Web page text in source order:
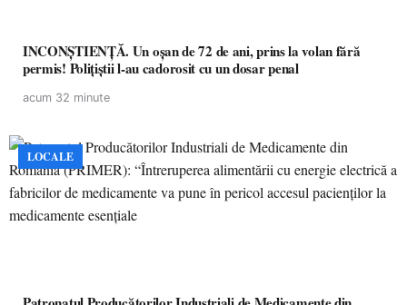
INCONȘTIENȚĂ. Un oșan de 72 de ani, prins la volan fără
permis! Polițiștii l-au cadorosit cu un dosar penal
acum 32 minute
LOCALE